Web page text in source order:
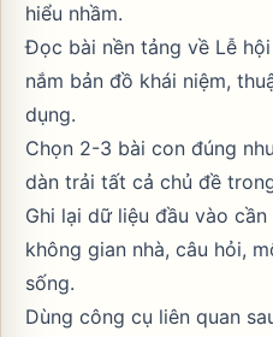
hiểu nhầm.
Đọc bài nền tảng về Lễ
nắm bản đồ khái niệm,
dụng.
Chọn 2-3 bài con đúng
dàn trải tất cả chủ đề
Ghi lại dữ liệu đầu vào
không gian nhà, câu hỏi,
sống.
Dùng công cụ liên quan